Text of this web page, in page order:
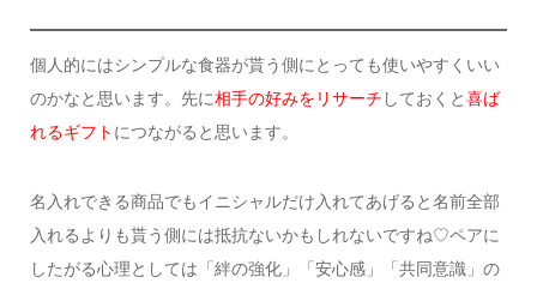
個人的にはシンプルな食器が貰う側にとっても使いやすくいい
のかなと思います。 先に相手の好みをリサーチ しておくと喜ば
れるギフト につながると思います。
名入れできる商品でもイニシャルだけ入れてあげると名前全部
入れるよりも貰う側には抵抗ないかもしれないですね♡ペアに
したがる心理としては「絆の強化」「安心感」「共同意識」の